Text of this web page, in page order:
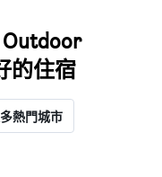
的住宿
熱門城市